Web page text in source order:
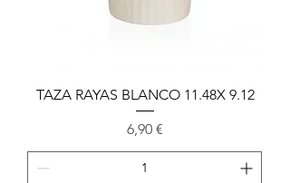
TAZA RAYAS BLANCO 11.48X 9.12
Prix
6,90 €